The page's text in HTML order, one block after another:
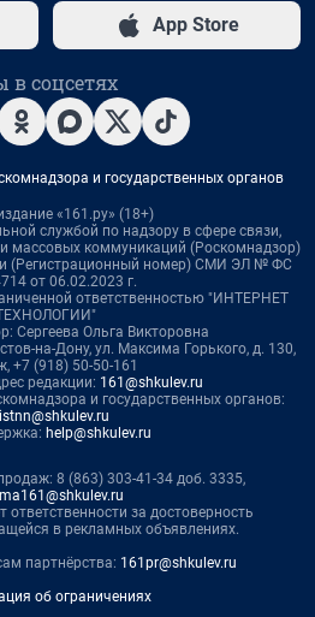
App Store
соцсетях
и государственных органов
«161.ру» (18+)
службой по надзору в сфере связи,
массовых коммуникаций (Роскомнадзор)
(Регистрационный номер) СМИ ЭЛ № ФС
от 06.02.2023 г.
ответственностью "ИНТЕРНЕТ
Сергеева Ольга Викторовна
на-Дону, ул. Максима Горького, д. 130,
+7 (918) 50-50-161
редакции: 161@shkulev.ru
и государственных органов:
help@shkulev.ru
8 (863) 303-41-34 доб. 3335,
ответственности за достоверность
в рекламных объявлениях.
партнёрства: 161pr@shkulev.ru
об ограничениях